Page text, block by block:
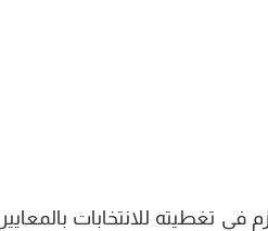
تغطيته للانتخابات